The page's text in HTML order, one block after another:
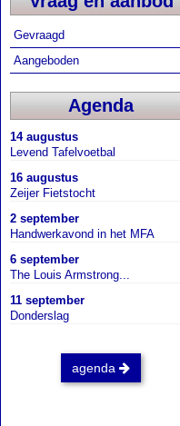
Gevraagd
Aangeboden
Agenda
14 augustus
Levend Tafelvoetbal
16 augustus
Zeijer Fietstocht
2 september
Handwerkavond in het MFA
6 september
The Louis Armstrong...
11 september
Donderslag
agenda